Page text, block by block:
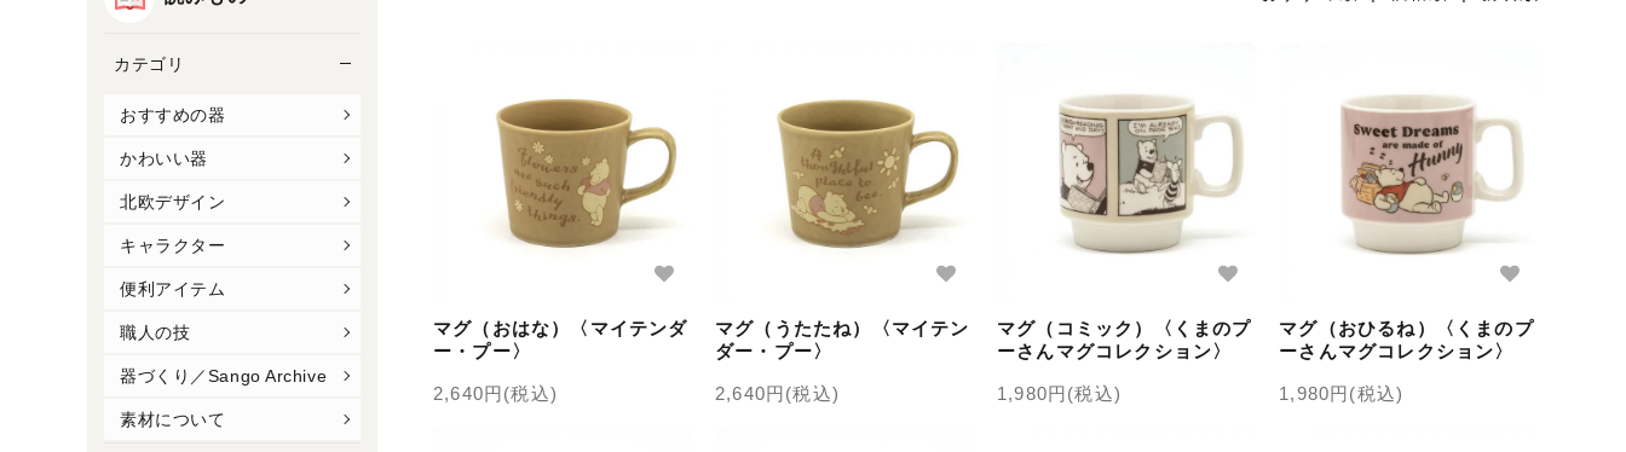
カテゴリ
おすすめの器
かわいい器
北欧デザイン
キャラクター
便利アイテム
職人の技
器づくり／Sango Archive
素材について
マグ（おはな）〈マイテンダ
ー・プー〉
2,640円(税込)
マグ（うたたね）〈マイテン
ダー・プー〉
2,640円(税込)
マグ（コミック）〈くまのプ
ーさんマグコレクション〉
1,980円(税込)
マグ（おひるね）〈くまのプ
ーさんマグコレクション〉
1,980円(税込)